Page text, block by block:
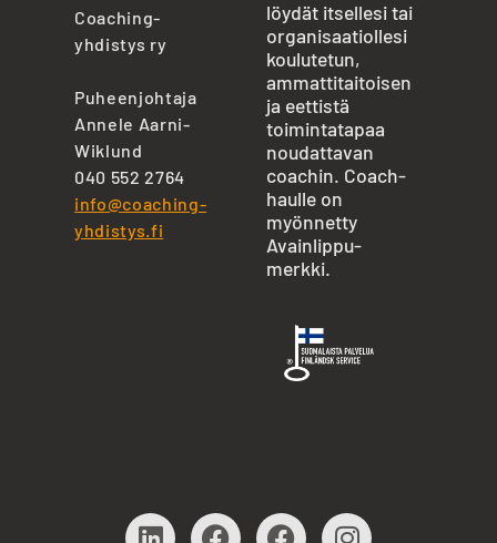
Coaching-
yhdistys ry
Puheenjohtaja
Annele Aarni-
Wiklund
040 552 2764
info@coaching-
yhdistys.fi
löydät itsellesi tai
organisaatiollesi
koulutetun,
ammattitaitoisen
ja eettistä
toimintatapaa
noudattavan
coachin. Coach-
haulle on
myönnetty
Avainlippu-
merkki.